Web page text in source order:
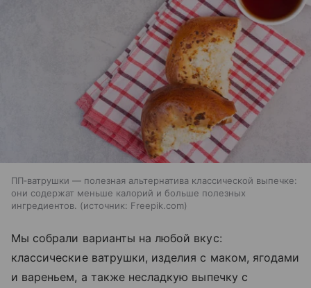
ПП‑ватрушки — полезная альтернатива классической выпечке:
они содержат меньше калорий и больше полезных
ингредиентов.
источник: Freepik.com
Мы собрали варианты на любой вкус:
классические ватрушки, изделия с маком, ягодами
и вареньем, а также несладкую выпечку с